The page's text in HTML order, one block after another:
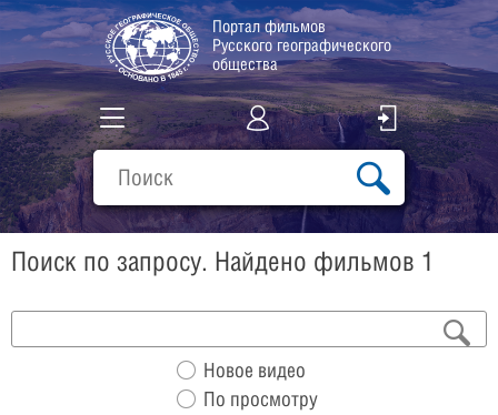
Портал фильмов
Русского географического
общества
Все фильмы
Подборки
О проекте
Поиск по запросу. Найдено фильмов 1
Новое видео
По просмотру